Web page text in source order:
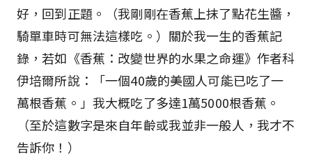
好，回到正題。（我剛剛在香蕉上抹了點花生醬，
騎單車時可無法這樣吃。）關於我一生的香蕉記
錄，若如《香蕉：改變世界的水果之命運》作者科
伊培爾所說：「一個40歲的美國人可能已吃了一
萬根香蕉。」我大概吃了多達1萬5000根香蕉。
（至於這數字是來自年齡或我並非一般人，我才不
告訴你！）